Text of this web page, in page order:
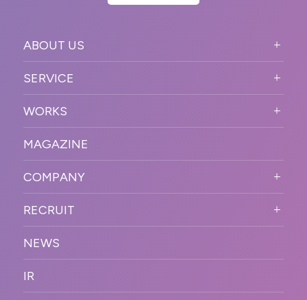
ABOUT US
PURPOSE
VISION
OUR DNA
SERVICE
STRONG POINT
BUSINESS DOMAIN
SOLUTION
WORKFLOW
WORKS
オンラインイベント
SNSプロモーション
プラットフォーム販
促
デジタル制作・映像
制作
PR
カンファレンス・展示会・アワ
ESPORTS・ゲームプロモーシ
MAGAZINE
COMPANY
COMPANY INFORMATION
MESSAGE
OFFICER
ACCESS
RECRUIT
新卒採用
キャリア採用
NEWS
IR